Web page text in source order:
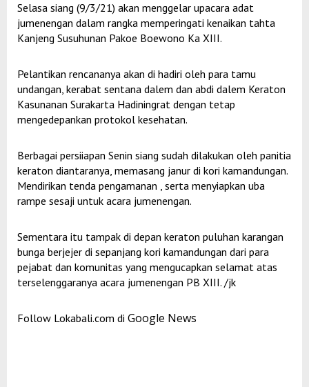
Selasa siang (9/3/21) akan menggelar upacara adat
jumenengan dalam rangka memperingati kenaikan tahta
Kanjeng Susuhunan Pakoe Boewono Ka XIII.
Pelantikan rencananya akan di hadiri oleh para tamu
undangan, kerabat sentana dalem dan abdi dalem Keraton
Kasunanan Surakarta Hadiningrat dengan tetap
mengedepankan protokol kesehatan.
Berbagai persiiapan Senin siang sudah dilakukan oleh panitia
keraton diantaranya, memasang janur di kori kamandungan.
Mendirikan tenda pengamanan , serta menyiapkan uba
rampe sesaji untuk acara jumenengan.
Sementara itu tampak di depan keraton puluhan karangan
bunga berjejer di sepanjang kori kamandungan dari para
pejabat dan komunitas yang mengucapkan selamat atas
terselenggaranya acara jumenengan PB XIII. /jk
Follow Lokabali.com di Google News